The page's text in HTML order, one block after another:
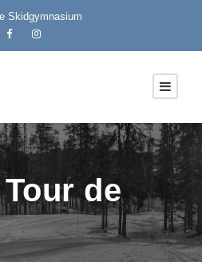
Skidgymnasium
de